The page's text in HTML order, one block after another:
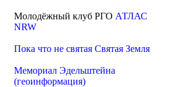
Молодёжный клуб РГО АТЛАС
NRW
Пока что не святая Святая Земля
Мемориал Эдельштейна
(геоинформация)